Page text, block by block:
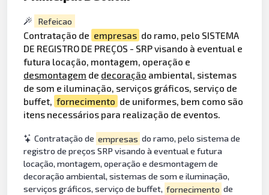
Refeicao
Contratação de empresas do ramo, pelo SISTEMA
DE REGISTRO DE PREÇOS - SRP visando à eventual e
futura locação, montagem, operação e
desmontagem de decoração ambiental, sistemas
de som e iluminação, serviços gráficos, serviço de
buffet, fornecimento de uniformes, bem como são
itens necessários para realização de eventos.
Contratação de empresas do ramo, pelo sistema de
registro de preços SRP visando à eventual e futura
locação, montagem, operação e desmontagem de
decoração ambiental, sistemas de som e iluminação,
serviços gráficos, serviço de buffet, fornecimento de